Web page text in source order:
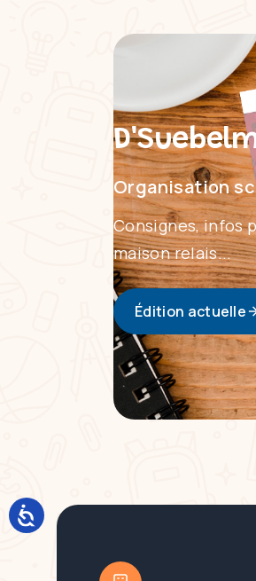
Organisation
Consignes, infos
maison relais...
Édition actuelle